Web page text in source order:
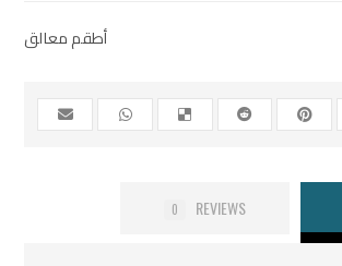
أطقم معالق
REVIEWS
0